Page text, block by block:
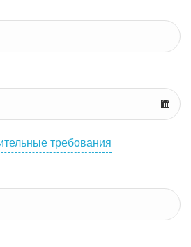
требования